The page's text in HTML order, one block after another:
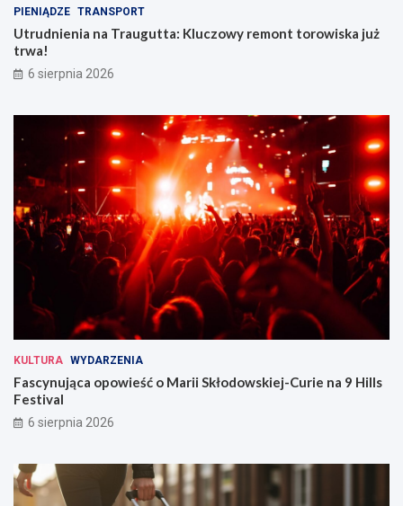
PIENIĄDZE TRANSPORT
Utrudnienia na Traugutta: Kluczowy remont torowiska już
trwa!
6 sierpnia 2026
KULTURA WYDARZENIA
Fascynująca opowieść o Marii Skłodowskiej-Curie na 9 Hills
Festival
6 sierpnia 2026